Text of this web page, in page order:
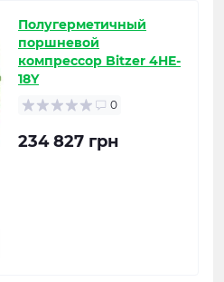
Полугерметичный
поршневой
компрессор Bitzer 4HE-
18Y
0
234 827 грн